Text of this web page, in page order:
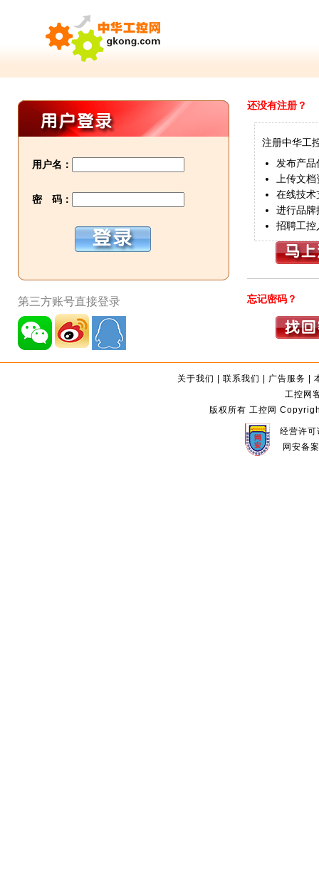
用户名：
密 码：
第三方账号直接登录
还没有注册？
注册中华工
发布产品
上传文档
在线技术
进行品牌
招聘工控
忘记密码？
关于我们 |联系我们 | 广告服务 |
工控网
版权所有 工控网
经营许
网安备